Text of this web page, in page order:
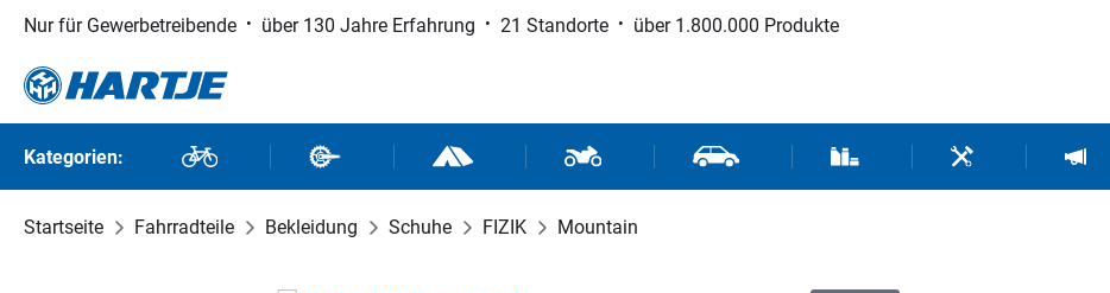
Hauptinhalt springen
Zur Suche springen
Zur Hauptnavigation springen
Nur für Gewerbetreibende über 130 Jahre Erfahrung 21 Standorte über 1.800.000 Produkte
Kategorien: Fahrräder Fahrradteile Outdoor und SportMotorrad- und RollerteileFahrzeugteile und ZubehörVerbrauchsmaterial /Werkzeuge /
Startseite Fahrradteile Bekleidung Schuhe FIZIK Mountain